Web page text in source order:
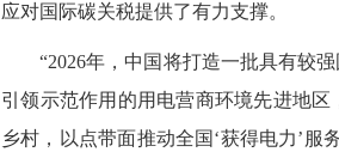
应对国际碳关税提供了有力支撑。
“2026年，中国将打造一批具有较强
引领示范作用的用电营商环境先进地
乡村，以点带面推动全国‘获得电力’